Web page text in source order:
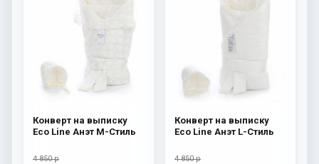
Конверт на выписку
Eco Line Анэт M-Стиль
4 850 р
Конверт на выписку
Eco Line Анэт L-Стиль
4 850 р